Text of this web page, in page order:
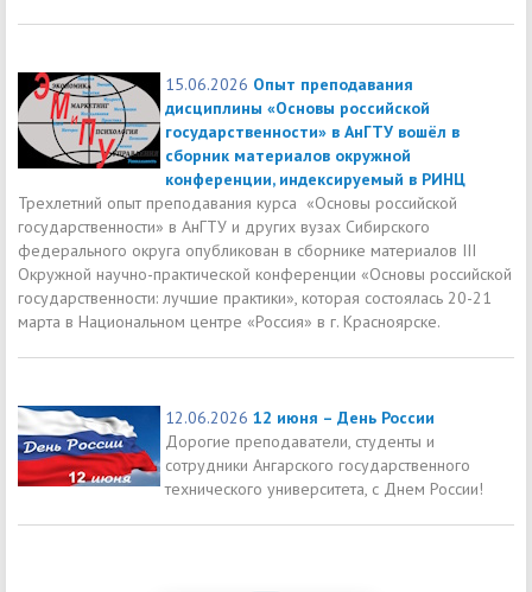
15.06.2026 Опыт преподавания
дисциплины «Основы российской
государственности» в АнГТУ вошёл в
сборник материалов окружной
конференции, индексируемый в РИНЦ
Трехлетний опыт преподавания курса «Основы российской
государственности» в АнГТУ и других вузах Сибирского
федерального округа опубликован в сборнике материалов III
Окружной научно-практической конференции «Основы российской
государственности: лучшие практики», которая состоялась 20-21
марта в Национальном центре «Россия» в г. Красноярске.
12.06.2026 12 июня – День России
Дорогие преподаватели, студенты и
сотрудники Ангарского государственного
технического университета, с Днем России!